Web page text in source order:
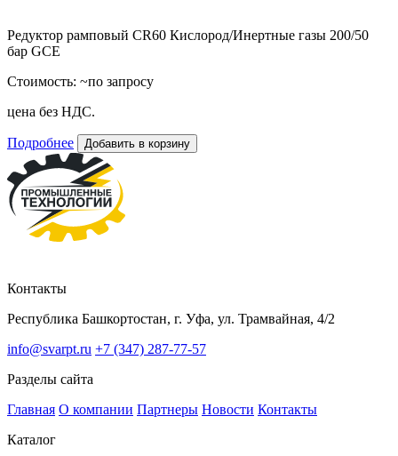
Редуктор рамповый CR60 Кислород/Инертные газы 200/50
бар GCE
Стоимость: ~по запросу
цена без НДС.
Подробнее Добавить в корзину
Контакты
Республика Башкортостан, г. Уфа, ул. Трамвайная, 4/2
info@svarpt.ru +7 (347) 287-77-57
Разделы сайта
Главная О компании Партнеры Новости Контакты
Каталог